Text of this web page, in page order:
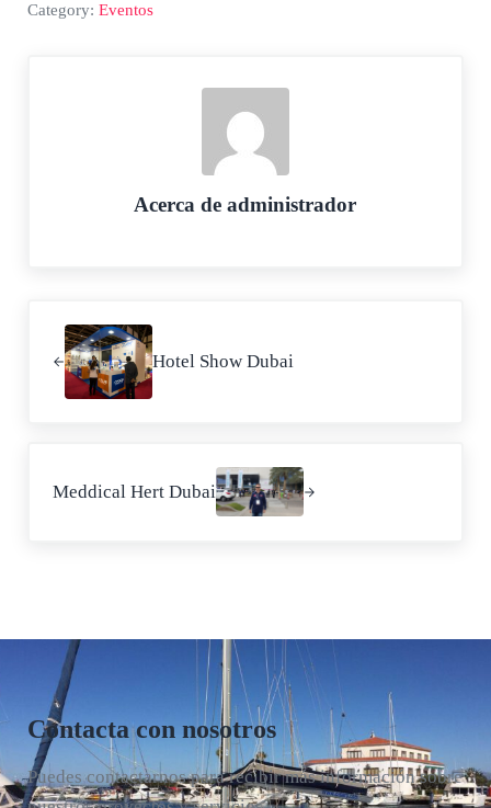
Category: Eventos
Acerca deadministrador
Hotel Show Dubai
Meddical Hert Dubai
Contacta con nosotros
Puedes contactarnos para recibir más información sobre